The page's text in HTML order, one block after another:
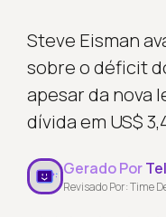
Steve Eisman
sobre o déficit
apesar da nova
dívida em US$
Gerado Por
Revisado Por: Time